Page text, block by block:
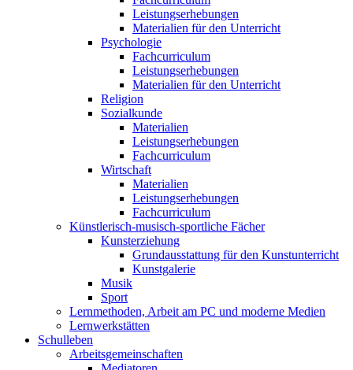
Leistungserhebungen
Materialien für den Unterricht
Psychologie
Fachcurriculum
Leistungserhebungen
Materialien für den Unterricht
Religion
Sozialkunde
Materialien
Leistungserhebungen
Fachcurriculum
Wirtschaft
Materialien
Leistungserhebungen
Fachcurriculum
Künstlerisch-musisch-sportliche Fächer
Kunsterziehung
Grundausstattung für den Kunstunterricht
Kunstgalerie
Musik
Sport
Lernmethoden, Arbeit am PC und moderne Medien
Lernwerkstätten
Schulleben
Arbeitsgemeinschaften